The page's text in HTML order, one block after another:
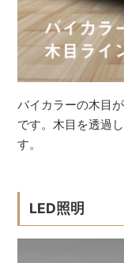
バイカラーの木目
です。木目を透過
す。
LED照明